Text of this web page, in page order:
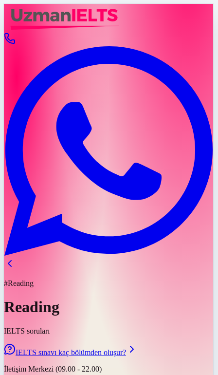
#Reading
Reading
IELTS soruları
IELTS sınavı kaç bölümden oluşur?
İletişim Merkezi (09.00 - 22.00)